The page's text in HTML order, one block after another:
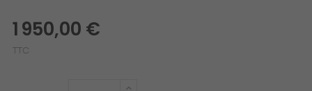
1 950,00 €
TTC